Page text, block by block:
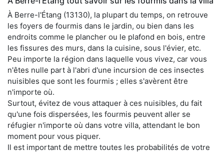
À Berre-l'Étang (13130), la plupart du temps, on retrouve
les foyers de fourmis dans le jardin, ou bien dans les
endroits comme le plancher ou le plafond en bois, entre
les fissures des murs, dans la cuisine, sous l'évier, etc.
Peu importe la région dans laquelle vous vivez, car vous
n'êtes nulle part à l'abri d'une incursion de ces insectes
nuisibles que sont les fourmis ; elles s'avèrent être
n'importe où.
Surtout, évitez de vous attaquer à ces nuisibles, du fait
qu'une fois dispersées, les fourmis peuvent aller se
réfugier n'importe où dans votre villa, attendant le bon
moment pour vous piquer.
Il est important de mettre toutes les probabilités de votre